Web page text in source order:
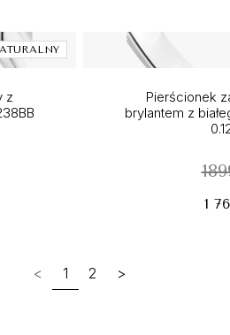
z
Pierścionek
brylantem z
1
< 1 2 >